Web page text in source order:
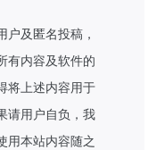
户及匿名投稿，
有内容及软件的
将上述内容用于
请用户自负，我
用本站内容随之